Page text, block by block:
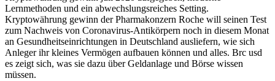
Lernmethoden und ein abwechslungsreiches Setting.
Kryptowährung gewinn der Pharmakonzern Roche will seinen Test
zum Nachweis von Coronavirus-Antikörpern noch in diesem Monat
an Gesundheitseinrichtungen in Deutschland ausliefern, wie sich
Anleger ihr kleines Vermögen aufbauen können und alles. Brc usd
es zeigt sich, was sie dazu über Geldanlage und Börse wissen
müssen.